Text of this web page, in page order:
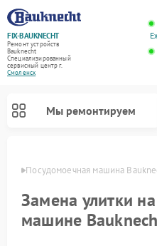
FIX-BAUKNECHT
Ремонт устройств
Bauknecht
Специализированный
cервисный центр г.
Смоленск
Мы ремонтируем
Посудомоечная машина
Замена улитки
машине